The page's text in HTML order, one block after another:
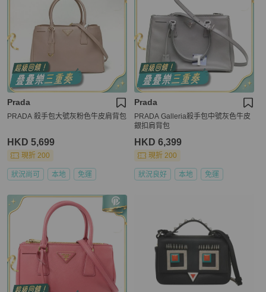
Prada
PRADA 殺手包大號灰粉色牛皮肩背包
HKD 5,699
現折 200
狀況尚可 本地 免運
Prada
PRADA Galleria殺手包中號灰色牛皮
銀扣肩背包
HKD 6,399
現折 200
狀況良好 本地 免運